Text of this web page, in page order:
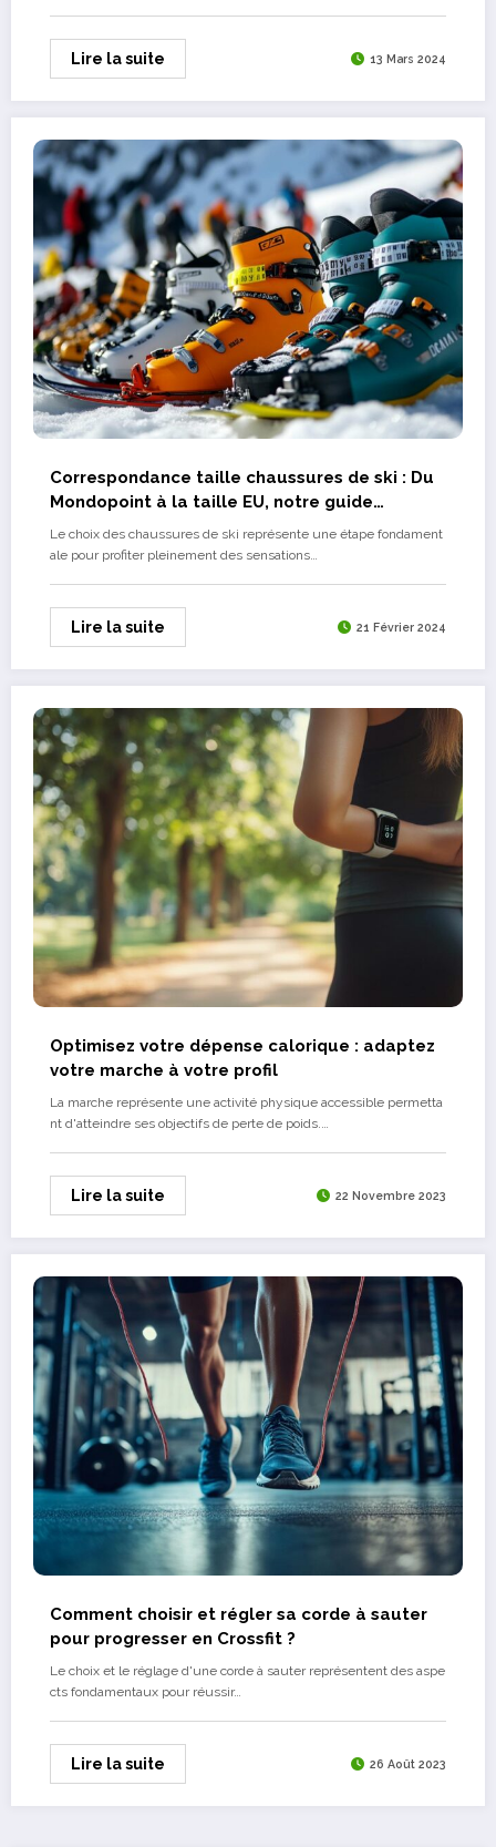
Lire la suite 13 Mars 2024
Correspondance taille chaussures de ski : Du
Mondopoint à la taille EU, notre guide
complet
Le choix des chaussures de ski représente une étape fondament
ale pour profiter pleinement des sensations…
Lire la suite 21 Février 2024
Optimisez votre dépense calorique : adaptez
votre marche à votre profil
La marche représente une activité physique accessible permetta
nt d'atteindre ses objectifs de perte de poids.…
Lire la suite 22 Novembre 2023
Comment choisir et régler sa corde à sauter
pour progresser en Crossfit ?
Le choix et le réglage d'une corde à sauter représentent des aspe
cts fondamentaux pour réussir…
Lire la suite 26 Août 2023